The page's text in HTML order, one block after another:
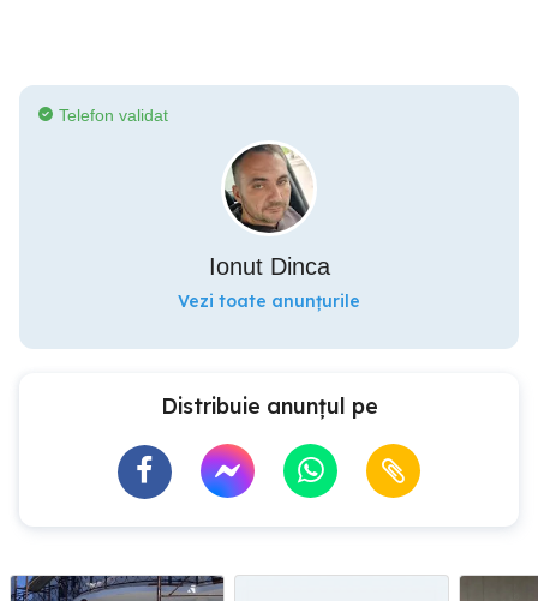
Telefon validat
Ionut Dinca
Vezi toate anunțurile
Distribuie anunțul pe